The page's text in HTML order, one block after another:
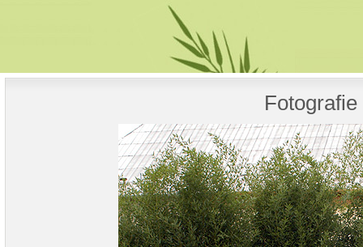
Fotografie